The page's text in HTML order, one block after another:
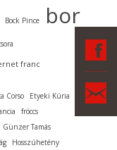
Bock Pince bor
franc
Corso
Etyeki Kúria
fröccs
Günzer Tamás
Hosszúhetény